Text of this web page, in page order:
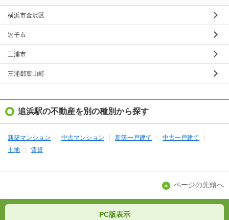
横浜市金沢区
逗子市
三浦市
三浦郡葉山町
追浜駅の不動産を別の種別から探す
新築マンション 中古マンション 新築一戸建て
中古一戸建て
土地
賃貸
ページの先頭へ
PC版表示